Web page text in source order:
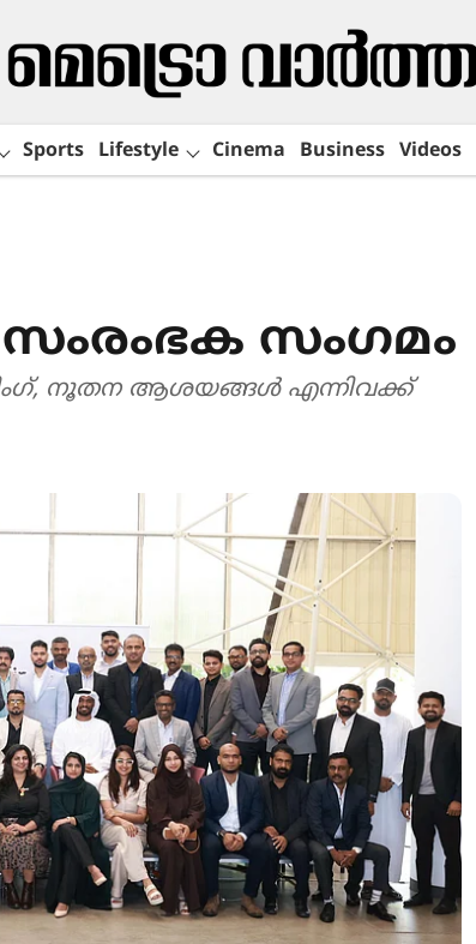
Sports Lifestyle Cinema Business Videos
സംരംഭക സംഗമം
നൂതന ആശയങ്ങൾ എന്നിവക്ക്